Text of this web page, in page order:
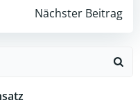
Post
navigation
Nächster Beitrag